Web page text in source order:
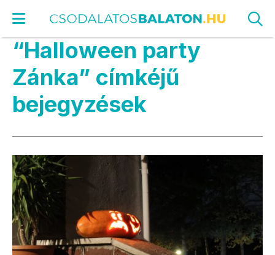
“Halloween party
Zánka” címkéjű
bejegyzések